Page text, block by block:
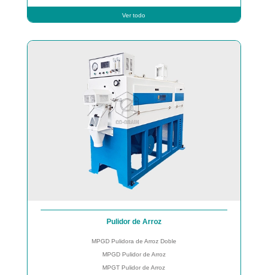
Ver todo
Pulidor de Arroz
MPGD Pulidora de Arroz Doble
MPGD Pulidor de Arroz
MPGT Pulidor de Arroz